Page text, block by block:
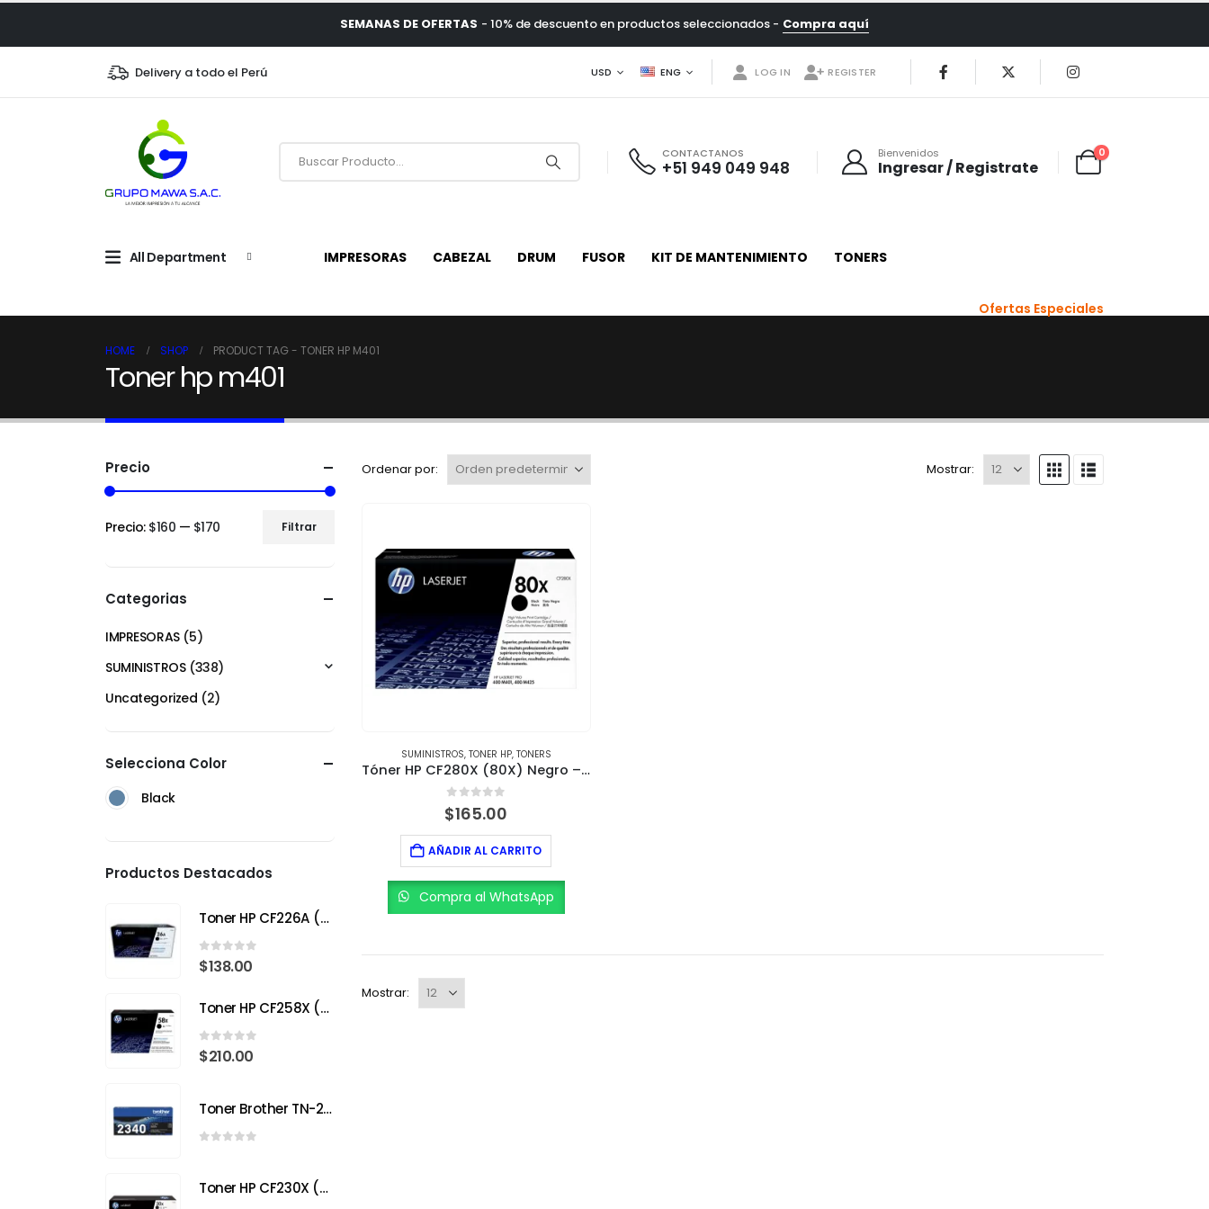
SEMANAS DE OFERTAS - 10% de descuento en productos seleccionados - Compra aquí
Delivery a todo el Perú USD ENG LOG IN REGISTER
CONTACTANOS
+51 949 049 948
Bienvenidos
Ingresar / Registrate
0
All Department IMPRESORAS CABEZAL DRUM FUSOR KIT DE MANTENIMIENTO TONERS
Ofertas Especiales
HOME SHOP PRODUCT TAG - TONER HP M401
Toner hp m401
Ordenar por: Mostrar:
SUMINISTROS, TONER HP, TONERS
Tóner HP CF280X (80X) Negro – Alto Rendimiento (6,900 páginas)
0 out of 5
$165.00
AÑADIR AL CARRITO
Compra al WhatsApp
Mostrar:
Precio
Filtrar
Precio: $160 — $170
Categorias
IMPRESORAS (5)
SUMINISTROS (338)
Uncategorized (2)
Selecciona Color
Black
Productos Destacados
Toner HP CF226A (26A) Negro para HP LaserJet Pro M402
0out of 5
$138.00
Toner HP CF258X (58X) Negro para HP LaserJet Pro
0 out of 5
$210.00
Toner Brother TN-2340
Toner HP CF230X (30X) Negro para HP LaserJet Pro